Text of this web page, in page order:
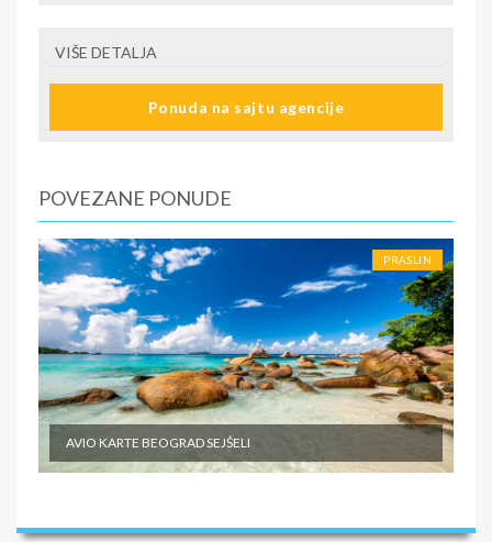
VIŠE DETALJA
Ponuda na sajtu agencije
POVEZANE PONUDE
PRASLIN
AVIO KARTE BEOGRAD SEJŠELI